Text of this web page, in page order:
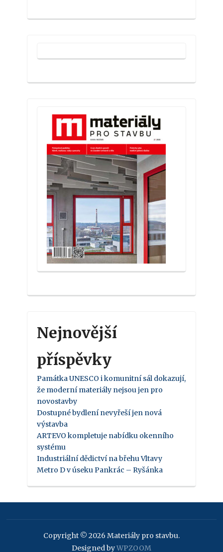
Nejnovější
příspěvky
Památka UNESCO i komunitní sál dokazují,
že moderní materiály nejsou jen pro
novostavby
Dostupné bydlení nevyřeší jen nová
výstavba
ARTEVO kompletuje nabídku okenního
systému
Industriální dědictví na břehu Vltavy
Metro D v úseku Pankrác – Ryšánka
Copyright © 2026 Materiály pro stavbu.
Designed byWPZOOM